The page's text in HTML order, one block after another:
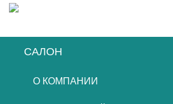
САЛОН
О КОМПАНИИ